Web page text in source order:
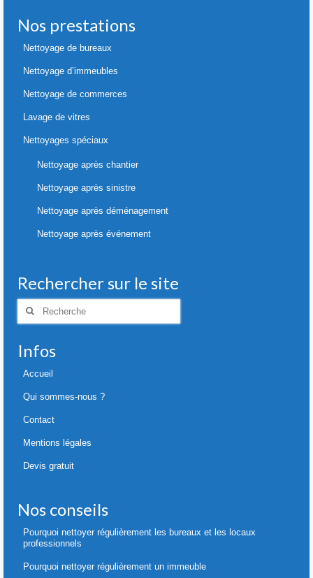
Nos prestations
Nettoyage de bureaux
Nettoyage d’immeubles
Nettoyage de commerces
Lavage de vitres
Nettoyages spéciaux
Nettoyage après chantier
Nettoyage après sinistre
Nettoyage après déménagement
Nettoyage après événement
Rechercher sur le site
Rechercher
Infos
Accueil
Qui sommes-nous ?
Contact
Mentions légales
Devis gratuit
Nos conseils
Pourquoi nettoyer régulièrement les bureaux et les locaux
professionnels
Pourquoi nettoyer régulièrement un immeuble